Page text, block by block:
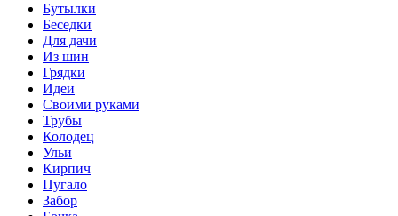
Бутылки
Беседки
Для дачи
Из шин
Грядки
Идеи
Своими руками
Трубы
Колодец
Ульи
Кирпич
Пугало
Забор